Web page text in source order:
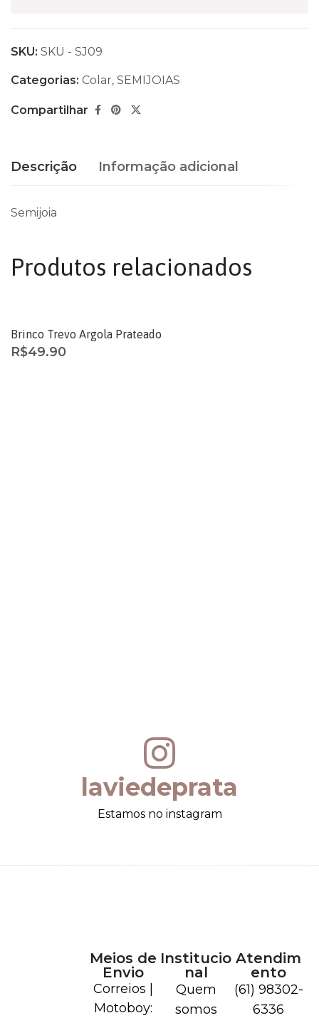
SKU: SKU - SJ09
Categorias: Colar, SEMIJOIAS
Compartilhar
Descrição Informação adicional
Semijoia
Produtos relacionados
Brinco Trevo Argola Prateado
R$49.90
laviedeprata
Estamos no instagram
Meios de
Envio
Correios |
Motoboy:
Institucio
nal
Quem
somos
Atendim
ento
(61) 98302-
6336